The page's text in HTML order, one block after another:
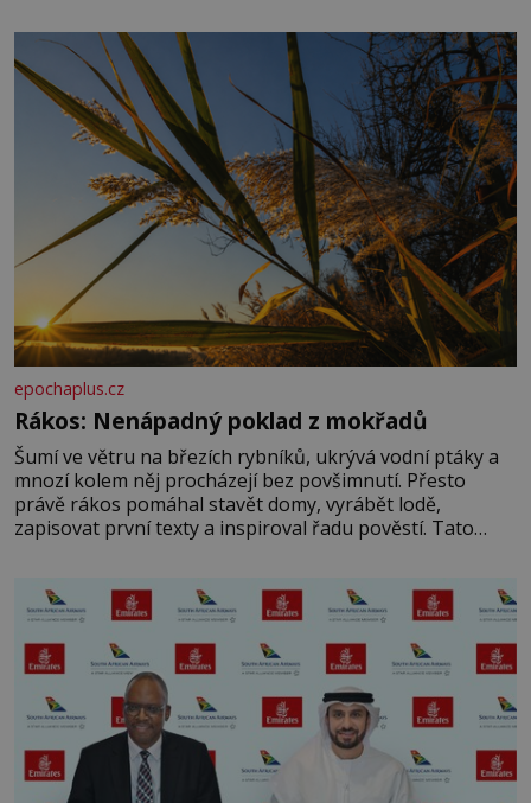
základní složky– sodík a chlór – jsou zásadní pro
správné hospodaření
epochaplus.cz
Rákos: Nenápadný poklad z mokřadů
Šumí ve větru na březích rybníků, ukrývá vodní ptáky a
mnozí kolem něj procházejí bez povšimnutí. Přesto
právě rákos pomáhal stavět domy, vyrábět lodě,
zapisovat první texty a inspiroval řadu pověstí. Tato
letního koupání. Stačí se však podívat